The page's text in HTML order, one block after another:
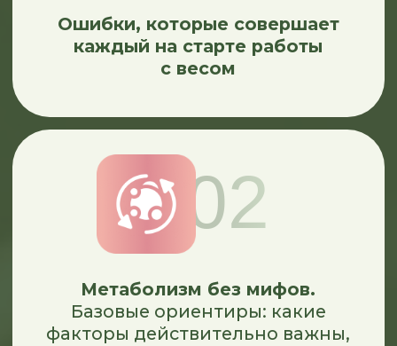
08
09
Когда мы едим не из голода.
Как отличать физический голод
от усталости/стресса/привычки